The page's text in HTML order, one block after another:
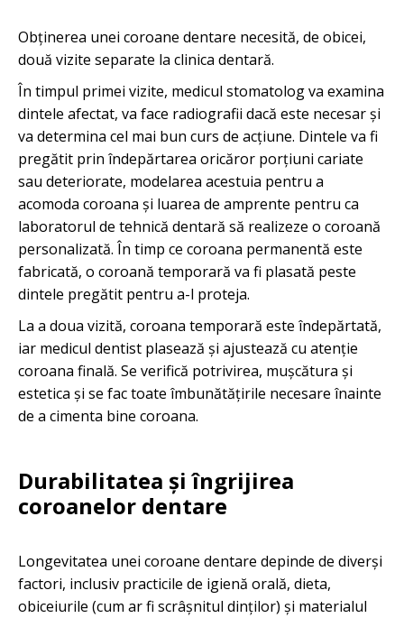
Obținerea unei coroane dentare necesită, de obicei,
două vizite separate la clinica dentară.
În timpul primei vizite, medicul stomatolog va examina
dintele afectat, va face radiografii dacă este necesar și
va determina cel mai bun curs de acțiune. Dintele va fi
pregătit prin îndepărtarea oricăror porțiuni cariate
sau deteriorate, modelarea acestuia pentru a
acomoda coroana și luarea de amprente pentru ca
laboratorul de tehnică dentară să realizeze o coroană
personalizată. În timp ce coroana permanentă este
fabricată, o coroană temporară va fi plasată peste
dintele pregătit pentru a-l proteja.
La a doua vizită, coroana temporară este îndepărtată,
iar medicul dentist plasează și ajustează cu atenție
coroana finală. Se verifică potrivirea, mușcătura și
estetica și se fac toate îmbunătățirile necesare înainte
de a cimenta bine coroana.
Durabilitatea și îngrijirea
coroanelor dentare
Longevitatea unei coroane dentare depinde de diverși
factori, inclusiv practicile de igienă orală, dieta,
obiceiurile (cum ar fi scrâșnitul dinților) și materialul